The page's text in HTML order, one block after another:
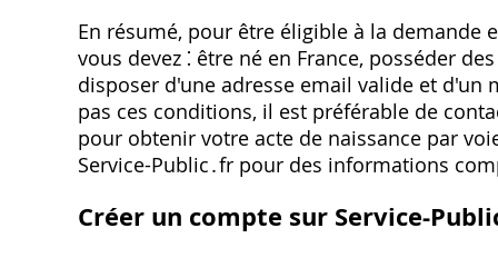
En résumé, pour être éligible à la demande
vous devez ⁚ être né en France, posséder
disposer d'une adresse email valide et d'un
pas ces conditions, il est préférable de
pour obtenir votre acte de naissance par
Service-Public․fr pour des informations
Créer un compte sur Service-